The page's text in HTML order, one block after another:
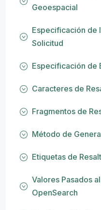
Geoespacial
Especificación de
Solicitud
Especificación de
Caracteres de
Fragmentos de
Método de
Etiquetas de
Valores Pasados
OpenSearch